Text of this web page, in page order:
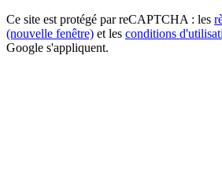
Ce site est protégé par reCAPTCHA : les
(nouvelle fenêtre) et les conditions
Google s'appliquent.